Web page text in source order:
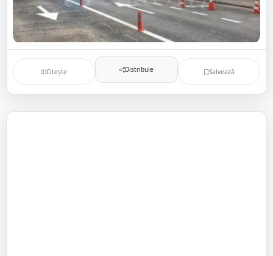
Citește Distribuie Salvează